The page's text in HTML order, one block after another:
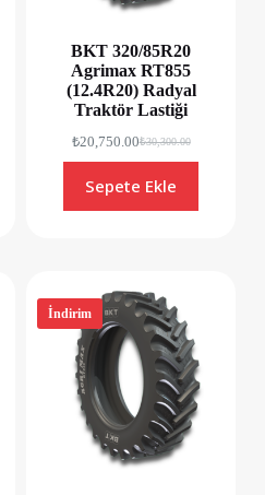
BKT 320/85R20
Agrimax RT855
(12.4R20) Radyal
Traktör Lastiği
₺30,300.00
₺20,750.00
Sepete Ekle
İndirim